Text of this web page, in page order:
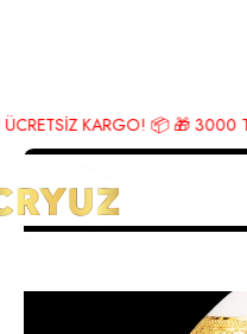
📦 🎁 3000 TL ve
Ana Sayfa Lüks Aksesuar